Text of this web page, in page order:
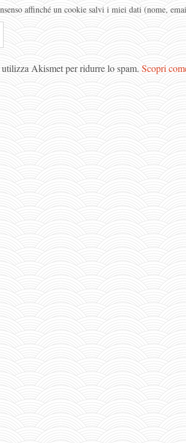
affinché un cookie salvi i miei dati (nome,
Akismet per ridurre lo spam. Scopri